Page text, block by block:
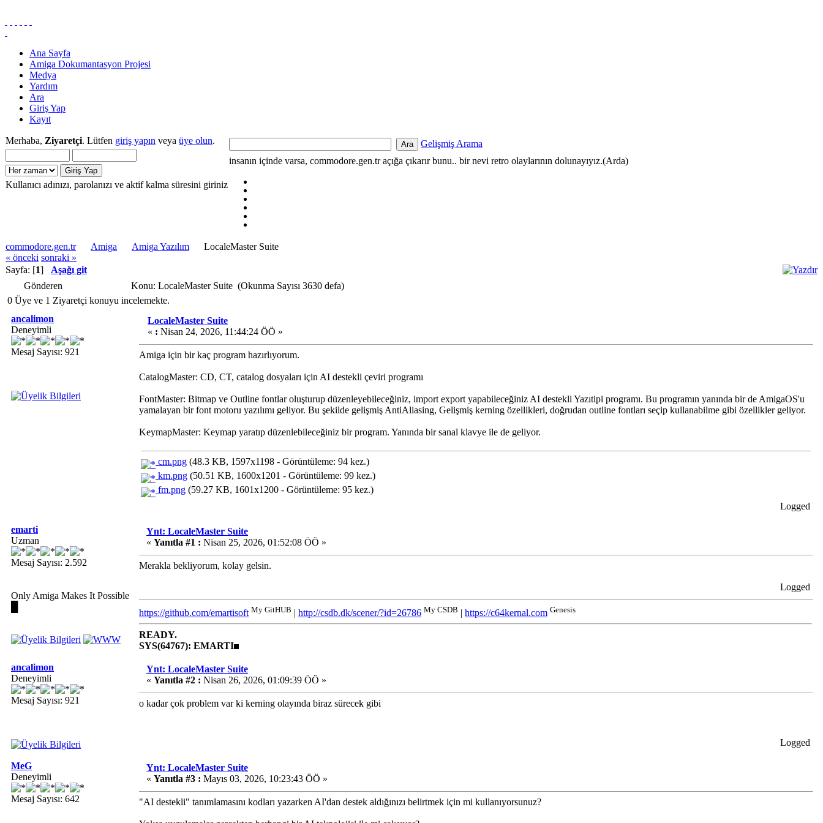
Ana Sayfa
Amiga Dokumantasyon Projesi
Medya
Yardım
Ara
Giriş Yap
Kayıt
Merhaba, Ziyaretçi. Lütfen giriş yapın veya üye olun.
Kullanıcı adınızı, parolanızı ve aktif kalma süresini giriniz
Gelişmiş Arama
insanın içinde varsa, commodore.gen.tr açığa çıkarır bunu.. bir nevi retro olaylarının dolunayıyız.(Arda)
commodore.gen.tr Amiga Amiga Yazılım
LocaleMaster Suite
« önceki sonraki »
Sayfa: [1] Aşağı git
Gönderen
Konu: LocaleMaster Suite (Okunma Sayısı 3630 defa)
0 Üye ve 1 Ziyaretçi konuyu incelemekte.
ancalimon
Deneyimli
Mesaj Sayısı: 921
LocaleMaster Suite
« : Nisan 24, 2026, 11:44:24 ÖÖ »
Amiga için bir kaç program hazırlıyorum.
CatalogMaster: CD, CT, catalog dosyaları için AI destekli çeviri programı
FontMaster: Bitmap ve Outline fontlar oluşturup düzenleyebileceğiniz, import export yapabileceğiniz AI destekli Yazıtipi programı. Bu programın yanında bir de AmigaOS'u
yamalayan bir font motoru yazılımı geliyor. Bu şekilde gelişmiş AntiAliasing, Gelişmiş kerning özellikleri, doğrudan outline fontları seçip kullanabilme gibi özellikler geliyor.
KeymapMaster: Keymap yaratıp düzenlebileceğiniz bir program. Yanında bir sanal klavye ile de geliyor.
cm.png (48.3 KB, 1597x1198 - Görüntüleme: 94 kez.)
km.png (50.51 KB, 1600x1201 - Görüntüleme: 99 kez.)
fm.png (59.27 KB, 1601x1200 - Görüntüleme: 95 kez.)
Logged
emarti
Uzman
Mesaj Sayısı: 2.592
Only Amiga Makes It Possible
Ynt: LocaleMaster Suite
« Yanıtla #1 : Nisan 25, 2026, 01:52:08 ÖÖ »
Merakla bekliyorum, kolay gelsin.
Logged
https://github.com/emartisoft My GitHUB | http://csdb.dk/scener/?id=26786 My CSDB | https://c64kernal.com Genesis
READY.
SYS(64767): EMARTI
ancalimon
Deneyimli
Mesaj Sayısı: 921
Ynt: LocaleMaster Suite
« Yanıtla #2 : Nisan 26, 2026, 01:09:39 ÖÖ »
o kadar çok problem var ki kerning olayında biraz sürecek gibi
Logged
MeG
Deneyimli
Mesaj Sayısı: 642
Ynt: LocaleMaster Suite
« Yanıtla #3 : Mayıs 03, 2026, 10:23:43 ÖÖ »
"AI destekli" tanımlamasını kodları yazarken AI'dan destek aldığınızı belirtmek için mi kullanıyorsunuz?